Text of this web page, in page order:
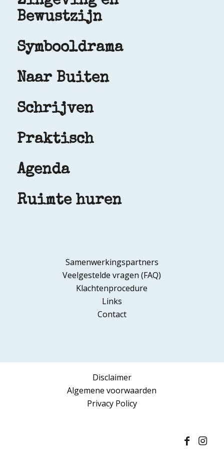
Bewustzijn
Symbooldrama
Naar Buiten
Schrijven
Praktisch
Agenda
Ruimte huren
Samenwerkingspartners
Veelgestelde vragen (FAQ)
Klachtenprocedure
Links
Contact
Disclaimer
Algemene voorwaarden
Privacy Policy